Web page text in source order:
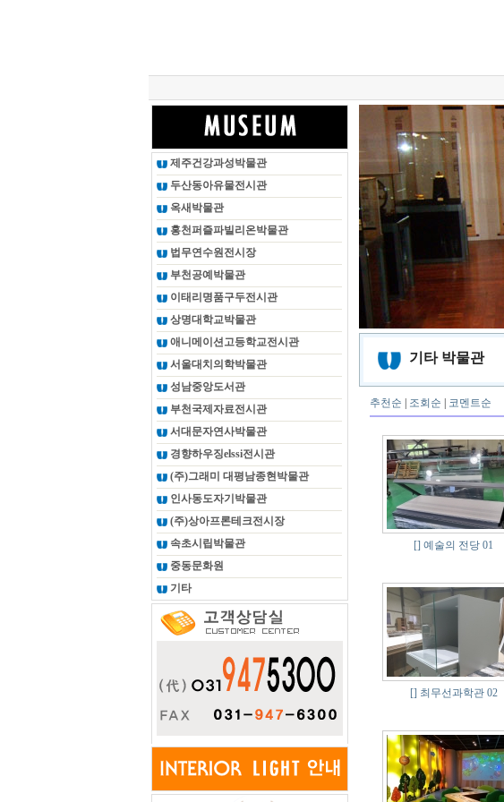
제주건강과성박물관
두산동아유물전시관
옥새박물관
홍천퍼즐파빌리온박물관
법무연수원전시장
부천공예박물관
이태리명품구두전시관
상명대학교박물관
애니메이션고등학교전시관
서울대치의학박물관
성남중앙도서관
부천국제자료전시관
서대문자연사박물관
경향하우징elssi전시관
(주)그래미 대평남종현박물관
인사동도자기박물관
(주)상아프론테크전시장
속초시립박물관
중동문화원
기타
기타 박물관
추천순 조회순 코멘트순
[] 예술의 전당 01
[] 최무선과학관 02